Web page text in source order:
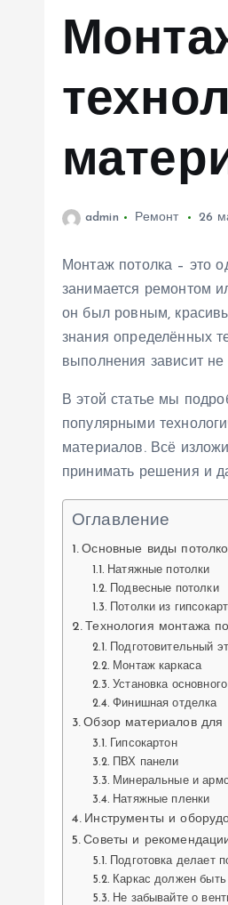
admin Ремонт 26
Монтаж потолка – это
занимается ремонтом
он был ровным,
знания определённых
выполнения зависит
В этой статье мы
популярными
материалов. Всё
принимать решения и
Оглавление
Основные виды
Натяжные потолки
Подвесные потолки
Потолки из
Технология монтажа
Подготовительный
Монтаж каркаса
Установка
Финишная отделка
Обзор материалов для
Гипсокартон
ПВХ панели
Минеральные и
Натяжные пленки
Инструменты и
Советы и
Подготовка делает
Каркас должен
Не забывайте о